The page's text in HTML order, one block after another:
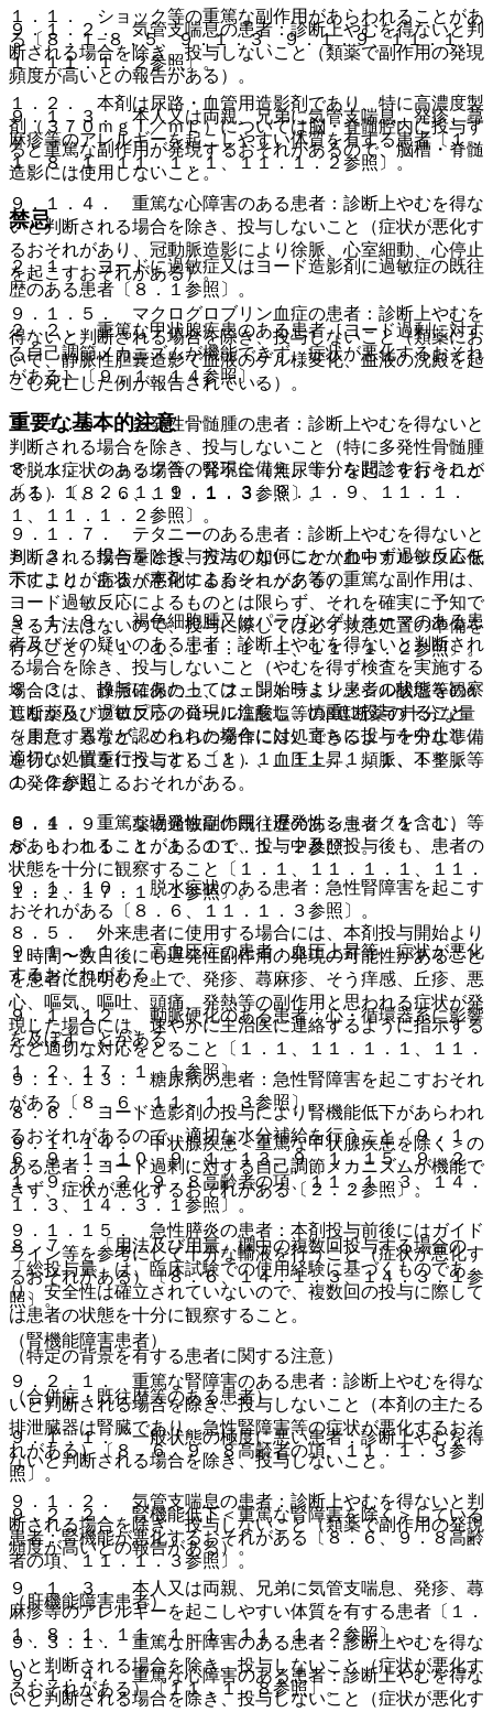
９．１．２． 気管支喘息の患者：診断上やむを得ないと判
断される場合を除き、投与しないこと（類薬で副作用の発現
頻度が高いとの報告がある）。
９．１．３． 本人又は両親、兄弟に気管支喘息、発疹、蕁
麻疹等のアレルギーを起こしやすい体質を有する患者〔１．
１、８．１、１１．１．１、１１．１．２参照〕。
９．１．４． 重篤な心障害のある患者：診断上やむを得な
いと判断される場合を除き、投与しないこと（症状が悪化す
るおそれがあり、冠動脈造影により徐脈、心室細動、心停止
を起こすおそれがある）。
９．１．５． マクログロブリン血症の患者：診断上やむを
得ないと判断される場合を除き、投与しないこと（類薬にお
いて、静脈性胆嚢造影で血液のゲル様変化、血液の沈殿を起
こし死亡した例が報告されている）。
９．１．６． 多発性骨髄腫の患者：診断上やむを得ないと
判断される場合を除き、投与しないこと（特に多発性骨髄腫
で脱水症状のある場合、腎不全（無尿等）を起こすおそれが
ある）〔８．６、１１．１．３参照〕。
９．１．７． テタニーのある患者：診断上やむを得ないと
判断される場合を除き、投与しないこと（血中カルシウム低
下により、症状が悪化するおそれがある）。
９．１．８． 褐色細胞腫又はパラガングリオーマのある患
者及びその疑いのある患者：診断上やむを得ないと判断され
る場合を除き、投与しないこと（やむを得ず検査を実施する
場合には、静脈確保の上、フェントラミンメシル酸塩等のα
遮断薬及びプロプラノロール塩酸塩等のβ遮断薬の十分な量
を用意するなど、これらの発作に対処できるよう十分な準備
を行い、慎重に投与すること）、血圧上昇、頻脈、不整脈等
の発作が起こるおそれがある。
９．１．９． 薬物過敏症の既往歴のある患者〔１．１、
８．１、１１．１．１、１１．１．２参照〕。
９．１．１０． 脱水症状のある患者：急性腎障害を起こす
おそれがある〔８．６、１１．１．３参照〕。
９．１．１１． 高血圧症の患者：血圧上昇等、症状が悪化
するおそれがある。
９．１．１２． 動脈硬化のある患者：心・循環器系に影響
を及ぼすことがある。
９．１．１３． 糖尿病の患者：急性腎障害を起こすおそれ
がある〔８．６、１１．１．３参照〕。
９．１．１４． 甲状腺疾患＜重篤な甲状腺疾患を除く＞の
ある患者：ヨード過剰に対する自己調節メカニズムが機能で
きず、症状が悪化するおそれがある〔２．２参照〕。
９．１．１５． 急性膵炎の患者：本剤投与前後にはガイド
ライン等を参考にして十分な輸液を行うこと（症状が悪化す
るおそれがある）〔８．６、１４．１．３、１４．３．１参
照〕。
（腎機能障害患者）
９．２．１． 重篤な腎障害のある患者：診断上やむを得な
いと判断される場合を除き、投与しないこと（本剤の主たる
排泄臓器は腎臓であり、急性腎障害等の症状が悪化するおそ
れがある）〔８．６、９．８高齢者の項、１１．１．３参
照〕。
９．２．２． 腎機能低下＜重篤な腎障害を除く＞している
患者：腎機能が悪化するおそれがある〔８．６、９．８高齢
者の項、１１．１．３参照〕。
（肝機能障害患者）
９．３．１． 重篤な肝障害のある患者：診断上やむを得な
いと判断される場合を除き、投与しないこと（症状が悪化す
るおそれがある）〔１１．１．８参照〕。
１．１． ショック等の重篤な副作用があらわれることがあ
る〔８．１−８．５、９．１．３、９．１．９、１１．１．
１、１１．１．２参照〕。
１．２． 本剤は尿路・血管用造影剤であり、特に高濃度製
剤（３７０ｍｇＩ／ｍＬ）については脳・脊髄腔内に投与す
ると重篤な副作用が発現するおそれがあるので、脳槽・脊髄
造影には使用しないこと。
禁忌
２．１． ヨードに過敏症又はヨード造影剤に過敏症の既往
歴のある患者〔８．１参照〕。
２．２． 重篤な甲状腺疾患のある患者［ヨード過剰に対す
る自己調節メカニズムが機能できず、症状が悪化するおそれ
がある］〔９．１．１４参照〕。
重要な基本的注意
８．１． ショック等の発現に備え、十分な問診を行うこと
〔１．１、２．１、９．１．３、９．１．９、１１．１．
１、１１．１．２参照〕。
８．２． 投与量と投与方法の如何にかかわらず過敏反応を
示すことがある（本剤によるショック等の重篤な副作用は、
ヨード過敏反応によるものとは限らず、それを確実に予知で
きる方法はないので、投与に際しては必ず救急処置の準備を
行うこと）〔１．１、１１．１．１、１１．１．２参照〕。
８．３． 投与にあたっては、開始時より患者の状態を観察
しながら、過敏反応の発現に注意し、慎重に投与すること
（また、異常が認められた場合には、直ちに投与を中止し、
適切な処置を行うこと）〔１．１、１１．１．１、１１．
１．２参照〕。
８．４． 重篤な遅発性副作用（遅発性ショックを含む）等
があらわれることがあるので、投与中及び投与後も、患者の
状態を十分に観察すること〔１．１、１１．１．１、１１．
１．２、１７．１．１参照〕。
８．５． 外来患者に使用する場合には、本剤投与開始より
１時間〜数日後にも遅発性副作用の発現の可能性があること
を患者に説明した上で、発疹、蕁麻疹、そう痒感、丘疹、悪
心、嘔気、嘔吐、頭痛、発熱等の副作用と思われる症状が発
現した場合には、速やかに主治医に連絡するように指示する
など適切な対応をとること〔１．１、１１．１．１、１１．
１．２、１７．１．１参照〕。
８．６． ヨード造影剤の投与により腎機能低下があらわれ
るおそれがあるので、適切な水分補給を行うこと〔９．１．
６、９．１．１０、９．１．１３、９．１．１５、９．２．
１、９．２．２、９．８高齢者の項、１１．１．３、１４．
１．３、１４．３．１参照〕。
８．７． 「用法及び用量」欄中の複数回投与する場合の
「総投与量」は、臨床試験での使用経験に基づくものであ
り、安全性は確立されていないので、複数回の投与に際して
は患者の状態を十分に観察すること。
（特定の背景を有する患者に関する注意）
（合併症・既往歴等のある患者）
９．１．１． 一般状態の極度に悪い患者：診断上やむを得
ないと判断される場合を除き、投与しないこと。
９．１．２． 気管支喘息の患者：診断上やむを得ないと判
断される場合を除き、投与しないこと（類薬で副作用の発現
頻度が高いとの報告がある）。
９．１．３． 本人又は両親、兄弟に気管支喘息、発疹、蕁
麻疹等のアレルギーを起こしやすい体質を有する患者〔１．
１、８．１、１１．１．１、１１．１．２参照〕。
９．１．４． 重篤な心障害のある患者：診断上やむを得な
いと判断される場合を除き、投与しないこと（症状が悪化す